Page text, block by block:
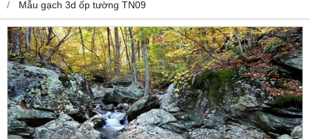
Mẫu gạch 3d ốp tường TN09